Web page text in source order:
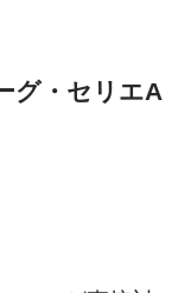
グ・セリエA